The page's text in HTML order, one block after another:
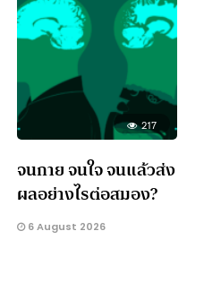
217
จนกาย จนใจ จนแล้วส่ง
ผลอย่างไรต่อสมอง?
6 August 2026